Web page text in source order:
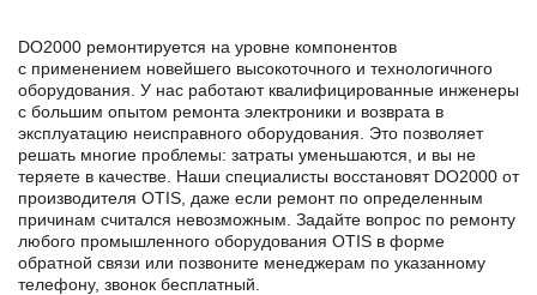
DO2000 ремонтируется на уровне компонентов
с применением новейшего высокоточного и технологичного
оборудования. У нас работают квалифицированные инженеры
с большим опытом ремонта электроники и возврата в
эксплуатацию неисправного оборудования. Это позволяет
решать многие проблемы: затраты уменьшаются, и вы не
теряете в качестве. Наши специалисты восстановят DO2000 от
производителя OTIS, даже если ремонт по определенным
причинам считался невозможным. Задайте вопрос по ремонту
любого промышленного оборудования OTIS в формe
обратной связи или позвоните менеджерам по указанному
телефону, звонок бесплатный.